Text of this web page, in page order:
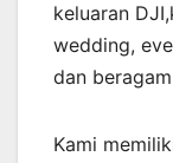
keluaran
wedding,
dan
Kami